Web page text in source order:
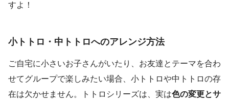
すよ！
小トトロ・中トトロへのアレンジ方法
ご自宅に小さいお子さんがいたり、お友達とテーマを合わ
せてグループで楽しみたい場合、小トトロや中トトロの存
在は欠かせません。トトロシリーズは、実は色の変更とサ